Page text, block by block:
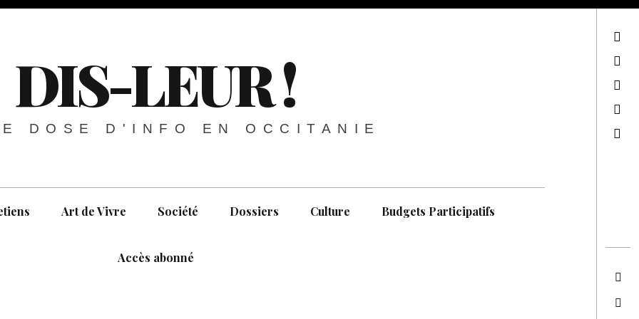
DIS-LEUR !
DOSE D'INFO EN OCCITANIE
Art de Vivre Société Dossiers Culture Budgets Participatifs
Accès abonné